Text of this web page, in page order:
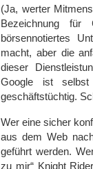
(Ja, werter
Bezeichnung für
börsennotiertes
macht, aber die
dieser
Google ist selbst
geschäftstüchtig.
Wer eine sicher
aus dem Web
geführt werden.
zu mir“ Knight